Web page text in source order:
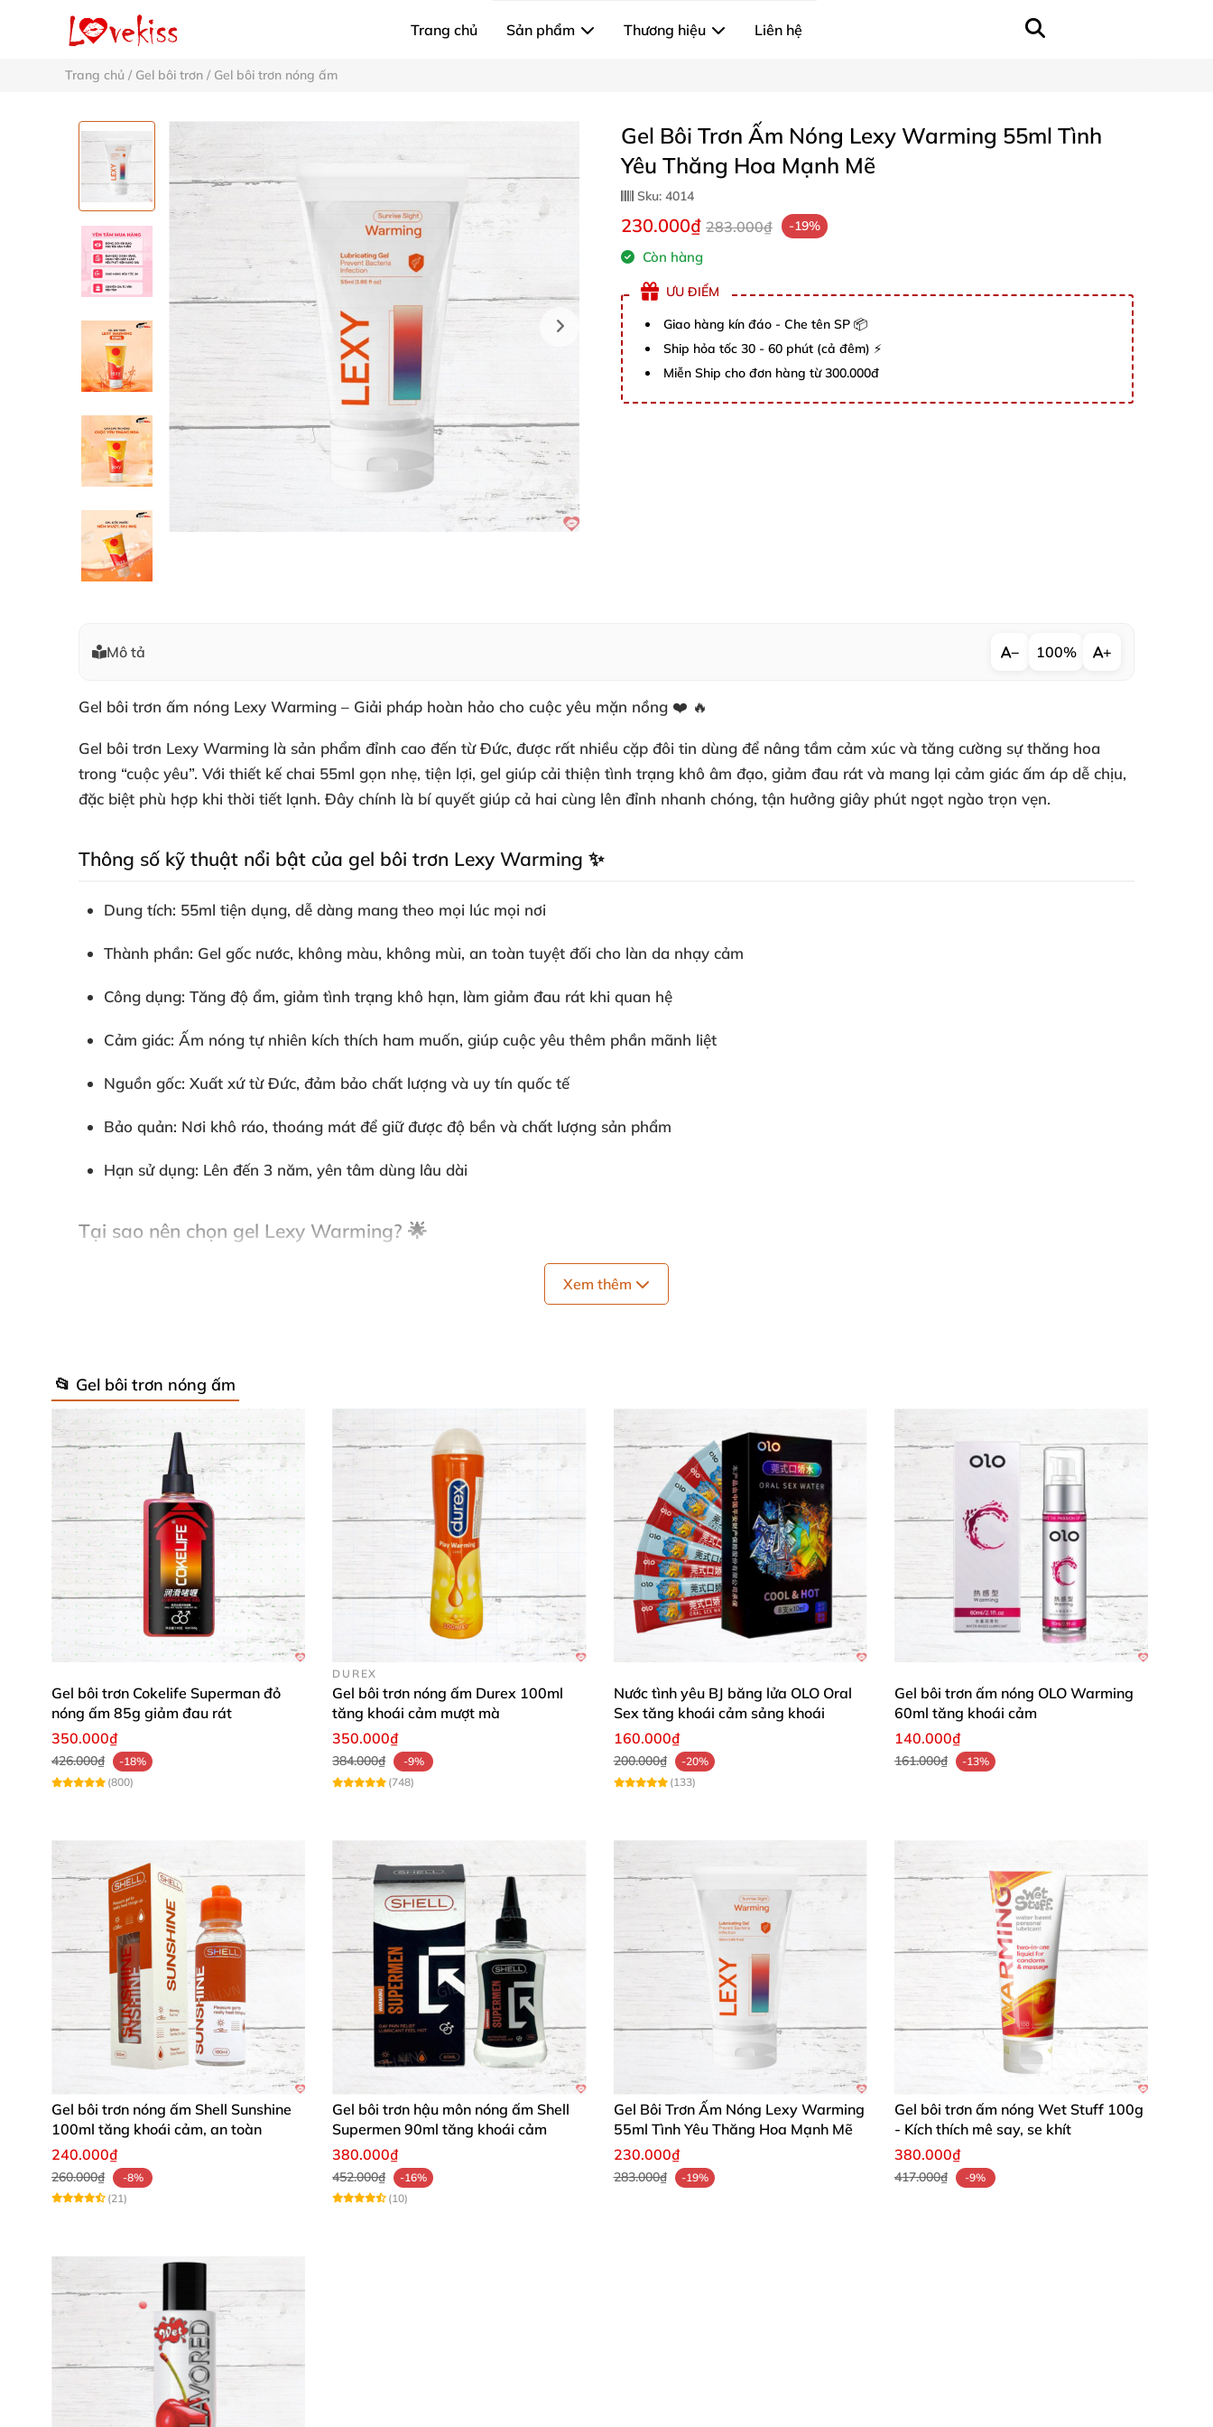
Trang chủ Sản phẩm Thương hiệu Liên hệ
Trang chủ / Gel bôi trơn / Gel bôi trơn nóng ấm
Gel Bôi Trơn Ấm Nóng Lexy Warming 55ml Tình
Yêu Thăng Hoa Mạnh Mẽ
Sku: 4014
230.000₫ 283.000₫ -19%
Còn hàng
ƯU ĐIỂM
Giao hàng kín đáo - Che tên SP 📦
Ship hỏa tốc 30 - 60 phút (cả đêm) ⚡
Miễn Ship cho đơn hàng từ 300.000đ
Mô tả − 100% +
Gel bôi trơn ấm nóng Lexy Warming – Giải pháp hoàn hảo cho cuộc yêu mặn nồng ❤️ 🔥
Gel bôi trơn Lexy Warming là sản phẩm đỉnh cao đến từ Đức, được rất nhiều cặp đôi tin dùng để nâng tầm cảm xúc và tăng cường sự thăng hoa
trong “cuộc yêu”. Với thiết kế chai 55ml gọn nhẹ, tiện lợi, gel giúp cải thiện tình trạng khô âm đạo, giảm đau rát và mang lại cảm giác ấm áp dễ chịu,
đặc biệt phù hợp khi thời tiết lạnh. Đây chính là bí quyết giúp cả hai cùng lên đỉnh nhanh chóng, tận hưởng giây phút ngọt ngào trọn vẹn.
Thông số kỹ thuật nổi bật của gel bôi trơn Lexy Warming ✨
Dung tích: 55ml tiện dụng, dễ dàng mang theo mọi lúc mọi nơi
Thành phần: Gel gốc nước, không màu, không mùi, an toàn tuyệt đối cho làn da nhạy cảm
Công dụng: Tăng độ ẩm, giảm tình trạng khô hạn, làm giảm đau rát khi quan hệ
Cảm giác: Ấm nóng tự nhiên kích thích ham muốn, giúp cuộc yêu thêm phần mãnh liệt
Nguồn gốc: Xuất xứ từ Đức, đảm bảo chất lượng và uy tín quốc tế
Bảo quản: Nơi khô ráo, thoáng mát để giữ được độ bền và chất lượng sản phẩm
Hạn sử dụng: Lên đến 3 năm, yên tâm dùng lâu dài
Tại sao nên chọn gel Lexy Warming? 🌟
Gel bôi trơn Lexy Warming không chỉ đơn thuần là một loại gel bôi trơn thông thường. Sản phẩm được điều chế theo công nghệ tiên tiến giúp bổ
sung lượng chất nhờn tự nhiên, làm mềm mại vùng kín và giảm ma sát hiệu quả. Khi sử dụng, gel mang lại cảm giác ấm nóng nhẹ nhàng, kích thích
Đặc biệt, gel không gây kích ứng da, dễ dàng rửa sạch với nước mà không để lại cảm giác nhờn rít, giữ cho làn da luôn thông thoáng và khỏe mạnh.
Đây là lựa chọn hoàn hảo cho các cặp đôi dù mới hay đã lâu trong chuyện chăn gối, giúp duy trì sự hòa hợp và thăng hoa.
Hướng dẫn sử dụng gel bôi trơn Lexy Warming đúng cách 💧
Lắc đều chai trước khi sử dụng để đảm bảo gel hòa quyện hoàn hảo
Lấy một lượng gel vừa đủ tùy theo nhu cầu hoặc tình trạng khô âm đạo
Thoa gel lên ngón tay, nhẹ nhàng massage bên trong và bên ngoài âm đạo cho nữ giới
Với phái mạnh, thoa gel lên lòng bàn tay rồi xoa đều khắp dương vật
Sản phẩm dùng được cả hai chiều, mang đến sự tiện lợi và phù hợp cho nhiều đối tượng.
Phản hồi từ khách hàng đã trải nghiệm sản phẩm 💬
Nguyễn Mai Lan:
Xem thêm
📂 Gel bôi trơn nóng ấm
Gel bôi trơn Cokelife Superman đỏ
nóng ấm 85g giảm đau rát
350.000₫
426.000₫
-18%
(800)
DUREX
Gel bôi trơn nóng ấm Durex 100ml
tăng khoái cảm mượt mà
350.000₫
384.000₫
-9%
(748)
Nước tình yêu BJ băng lửa OLO Oral
Sex tăng khoái cảm sảng khoái
160.000₫
200.000₫
-20%
(133)
Gel bôi trơn ấm nóng OLO Warming
60ml tăng khoái cảm
140.000₫
161.000₫ -13%
Gel bôi trơn nóng ấm Shell Sunshine
100ml tăng khoái cảm, an toàn
240.000₫
260.000₫
-8%
(21)
Gel bôi trơn hậu môn nóng ấm Shell
Supermen 90ml tăng khoái cảm
380.000₫
452.000₫
-16%
(10)
Gel Bôi Trơn Ấm Nóng Lexy Warming
55ml Tình Yêu Thăng Hoa Mạnh Mẽ
230.000₫
283.000₫ -19%
Gel bôi trơn ấm nóng Wet Stuff 100g
- Kích thích mê say, se khít
380.000₫
417.000₫ -9%